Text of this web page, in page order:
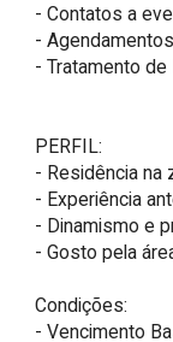
- Contatos a
-
- Tratamento
PERFIL:
- Residência na
- Experiência
- Dinamismo e
- Gosto pela
Condições:
- Vencimento